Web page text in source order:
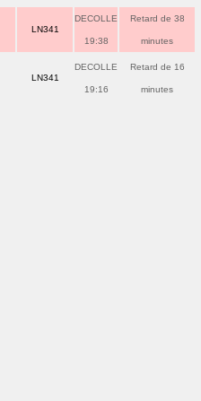
LN341
DECOLLE
19:38
Retard de 38
minutes
LN341
DECOLLE
19:16
Retard de 16
minutes